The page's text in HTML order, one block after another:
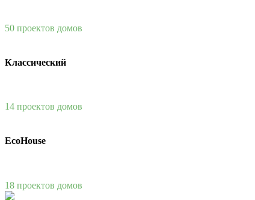
50 проектов домов
Классический
14 проектов домов
EcoHouse
18 проектов домов